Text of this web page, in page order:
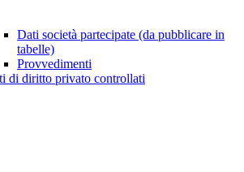
Dati società partecipate (da pubblicare in
tabelle)
Provvedimenti
di diritto privato controllati